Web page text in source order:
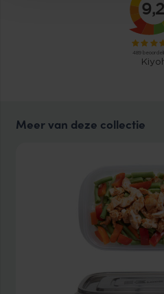
Meer van deze collectie